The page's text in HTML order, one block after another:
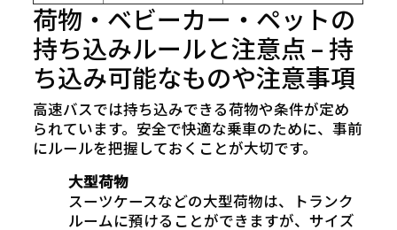
荷物・ベビーカー・ペットの
持ち込みルールと注意点 – 持
ち込み可能なものや注意事項
高速バスでは持ち込みできる荷物や条件が定め
られています。安全で快適な乗車のために、事前
にルールを把握しておくことが大切です。
大型荷物
スーツケースなどの大型荷物は、トランク
ルームに預けることができますが、サイズ